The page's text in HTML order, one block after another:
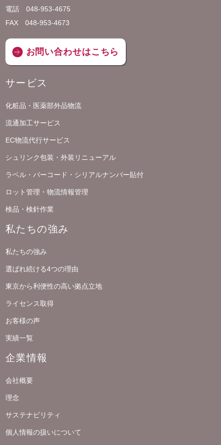
電話 048-953-4675
FAX 048-953-4673
お問い合わせはこちら
サービス
化粧品・医薬部外品物流
流通加工サービス
EC物流代行サービス
シュリンク包装・外装リニューアル
ラベル・バーコード・シリアルナンバー貼付
ロット管理・物流情報管理
検品・検針作業
私たちの強み
私たちの強み
選ばれ続ける4つの理由
東京から利便性の高い拠点立地
ライセンス取得
お客様の声
実績一覧
企業情報
会社概要
理念
サステナビリティ
個人情報の扱いについて